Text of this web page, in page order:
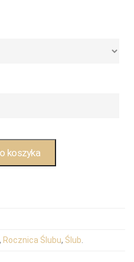
koszyka
, Rocznica Ślubu, Ślub